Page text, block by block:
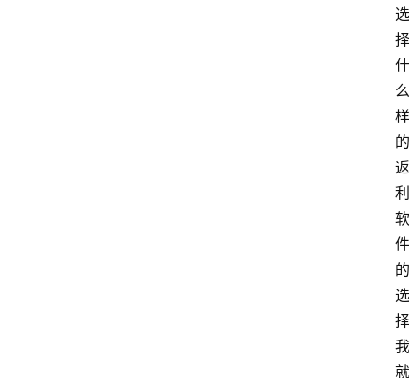
选
择
什
么
样
的
返
利
软
件
的
选
择
我
就